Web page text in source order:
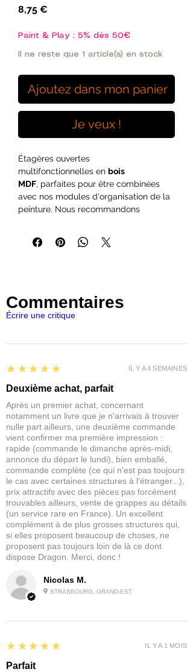
8,75 €
Paint & Play : 5% dès 50€
Il ne reste que 1 article(s) en stock
Ajoutez dans mon panier
Je veux !
Étagères ouvertes
multifonctionnelles en bois
MDF, parfaites pour être combinées
avec nos modules d'organisation de la
peinture. Nous recommandons
Cet ensemble contient 3 grandes
* Cet article n'inclut pas les pinceaux ni les
pots de peinture. Cet article doit être
assemblé, mais comprend des
différentes nuances de couleur ou de
finition. Cette différence ne sera pas
Commentaires
Écrire une critique
Nicolas M.
STRASBOURG, GRAND-EST
5
★★★★★
Deuxième achat, parfait
Après un premier achat, concernant
notamment un livre que je n'arrivais à trouver
nulle part ailleurs, une deuxième commande
vient confirmer ma première impression :
rapide (commande le dimanche après-midi,
annonce du départ le lundi), bien emballé,
commande complète (ce qui n'est pas toujours
le cas avec certaines structures à l'étranger...),
prix attractifs avec des pièces pas forcément
trouvables ailleurs, vente de grappes au détails
(un service rare en France). Un excellent
complément à de plus grosses structures qui,
si elles proposent beaucoup de choses, ne
proposent pas toujours loin de là ce dont
dispose Dragon. Merci, donc !
IL Y A 4 SEMAINES
5
★★★★★
Parfait
IL Y A 1 MOIS